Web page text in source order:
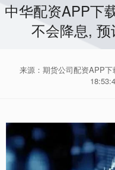
中华配资APP下
不会降息,
来源：期货公司配资APP下